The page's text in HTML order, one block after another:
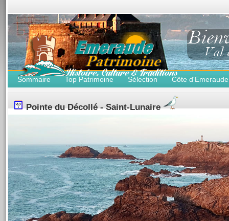
Sommaire Top Patrimoine Sélection Côte d'Emeraude
Pointe du Décollé - Saint-Lunaire